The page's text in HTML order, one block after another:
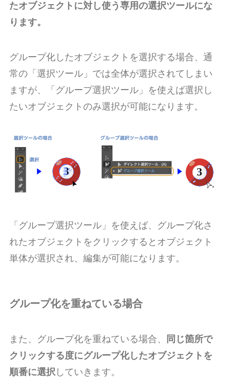
たオブジェクトに対し使う専用の選択ツールにな
ります。
グループ化したオブジェクトを選択する場合、通
常の「選択ツール」では全体が選択されてしまい
ますが、「グループ選択ツール」を使えば選択し
たいオブジェクトのみ選択が可能になります。
「グループ選択ツール」を使えば、グループ化さ
れたオブジェクトをクリックするとオブジェクト
単体が選択され、編集が可能になります。
グループ化を重ねている場合
また、グループ化を重ねている場合、
同じ箇所で
クリックする度にグループ化したオブジェクトを
順番に選択していきます。